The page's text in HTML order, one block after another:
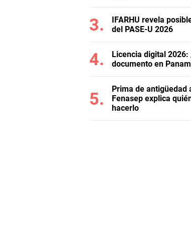
IFARHU revela
del PASE-U 2026
Licencia digital
documento en
Prima de antigüedad
Fenasep explica
hacerlo